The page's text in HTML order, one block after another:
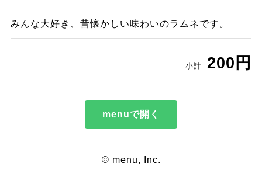
みんな大好き、昔懐かしい味わいのラムネです。
小計 200円
menuで開く
© menu, Inc.